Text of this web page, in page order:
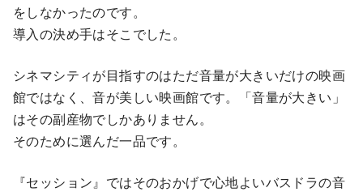
をしなかったのです。
導入の決め手はそこでした。
シネマシティが目指すのはただ音量が大きいだけの映画
館ではなく、音が美しい映画館です。「音量が大きい」
はその副産物でしかありません。
そのために選んだ一品です。
『セッション』ではそのおかげで心地よいバスドラの音